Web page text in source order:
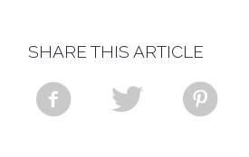
SHARE THIS ARTICLE